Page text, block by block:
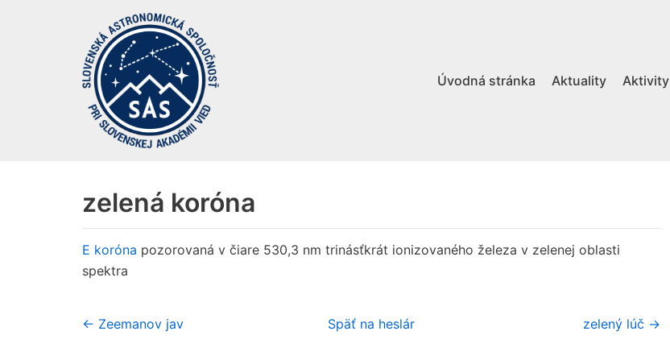
Úvodná stránka Aktuality Aktivity
zelená koróna
E koróna pozorovaná v čiare 530,3 nm trinásťkrát ionizovaného železa v zelenej oblasti
spektra
← Zeemanov jav Späť na heslár zelený lúč →